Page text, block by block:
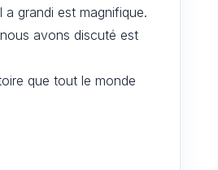
a grandi est magnifique.
avons discuté est
que tout le monde